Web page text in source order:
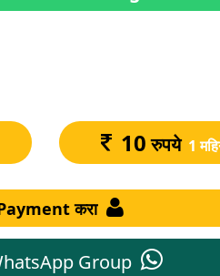
10 रुपये 1
करा
Group